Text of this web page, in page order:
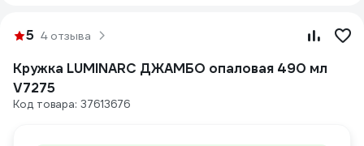
5 4 отзыва
Кружка LUMINARC ДЖАМБО опаловая 490 мл
V7275
Код товара: 37613676